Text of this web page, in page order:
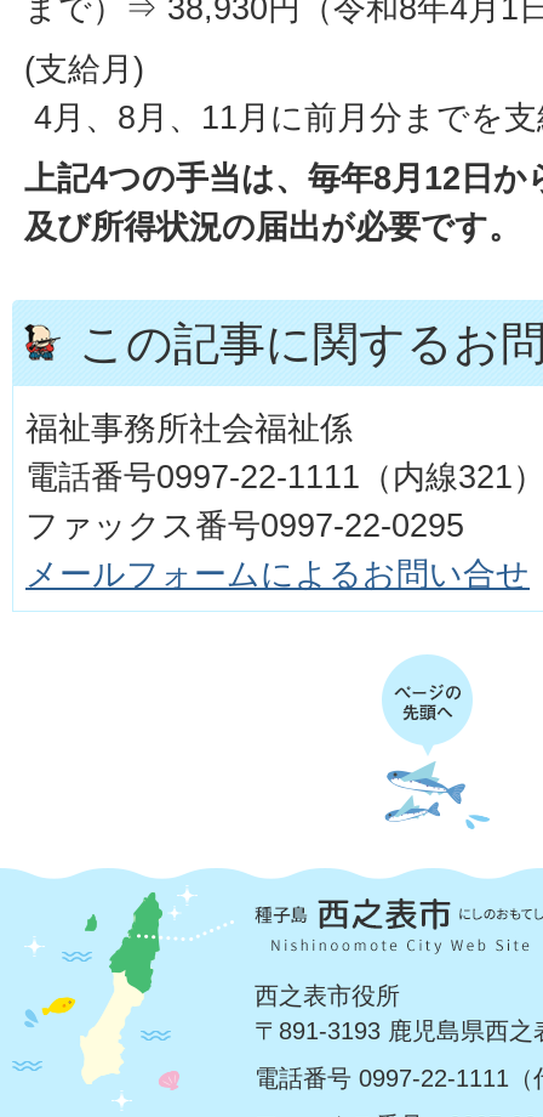
(支給月)
4月、8月、11月に前月分までを
上記4つの手当は、毎年8月12日か
及び所得状況の届出が必要です。
この記事に関するお
福祉事務所社会福祉係
電話番号0997-22-1111（内線321
ファックス番号0997-22-0295
メールフォームによるお問い合せ
西之表市役所
〒891-3193 鹿児島県西
電話番号 0997-22-1111（